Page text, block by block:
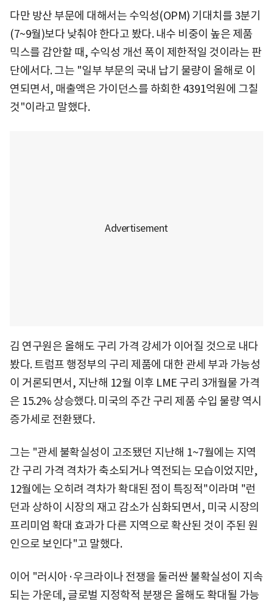
다만 방산 부문에 대해서는 수익성(OPM) 기대치를 3분기
(7~9월)보다 낮춰야 한다고 봤다. 내수 비중이 높은 제품
믹스를 감안할 때, 수익성 개선 폭이 제한적일 것이라는 판
단에서다. 그는 "일부 부문의 국내 납기 물량이 올해로 이
연되면서, 매출액은 가이던스를 하회한 4391억원에 그칠
것"이라고 말했다.
김 연구원은 올해도 구리 가격 강세가 이어질 것으로 내다
봤다. 트럼프 행정부의 구리 제품에 대한 관세 부과 가능성
이 거론되면서, 지난해 12월 이후 LME 구리 3개월물 가격
은 15.2% 상승했다. 미국의 주간 구리 제품 수입 물량 역시
증가세로 전환됐다.
그는 "관세 불확실성이 고조됐던 지난해 1~7월에는 지역
간 구리 가격 격차가 축소되거나 역전되는 모습이었지만,
12월에는 오히려 격차가 확대된 점이 특징적"이라며 "런
던과 상하이 시장의 재고 감소가 심화되면서, 미국 시장의
프리미엄 확대 효과가 다른 지역으로 확산된 것이 주된 원
인으로 보인다"고 말했다.
이어 "러시아·우크라이나 전쟁을 둘러싼 불확실성이 지속
되는 가운데, 글로벌 지정학적 분쟁은 올해도 확대될 가능